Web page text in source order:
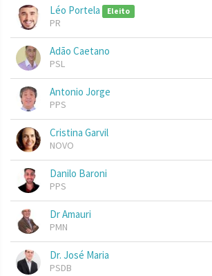
Léo Portela Eleito
PR
Adão Caetano
PSL
Antonio Jorge
PPS
Cristina Garvil
NOVO
Danilo Baroni
PPS
Dr Amauri
PMN
Dr. José Maria
PSDB